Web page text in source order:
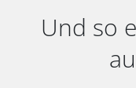
Und so